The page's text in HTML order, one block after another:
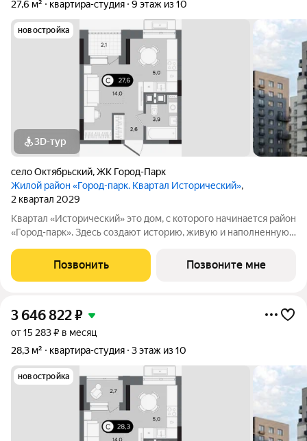
27,6 м²
квартира-студия 9 этаж из 10
новостройка
3D-тур
село Октябрьский,ЖК Город-Парк
Жилой район «Город-парк. Квартал Исторический»,
2 квартал 2029
Квартал «Исторический» это дом, с которого начинается район
«Город-парк». Здесь создают историю, живую и наполненную
от семи до десяти этажей и двух десятиэтажных башен,
выходящих на
Позвонить Позвоните мне
3 646 822₽
от 15 283 ₽ в месяц
28,3 м²
квартира-студия 3 этаж из 10
новостройка